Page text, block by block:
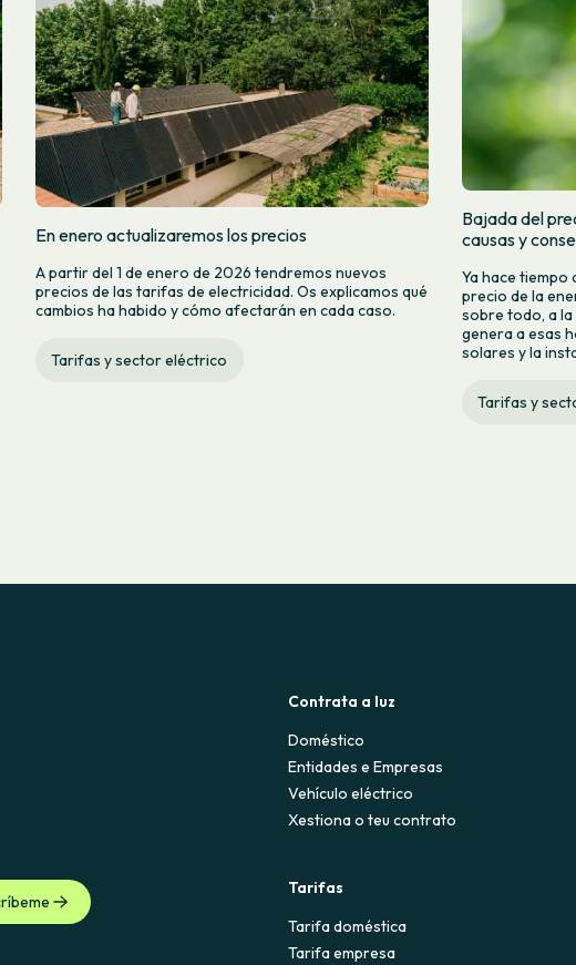
En enero actualizaremos los precios
A partir del 1 de enero de 2026 tendremos nuevos
precios de las tarifas de electricidad. Os explicamos qué
cambios ha habido y cómo afectarán en cada caso.
Tarifas y sector eléctrico
Bajada del
causas y
Ya hace tiempo
precio de la
sobre todo, a la
genera a esas
solares y la
Tarifas y
Contrata a luz
Doméstico
Entidades e Empresas
Vehículo eléctrico
Xestiona o teu contrato
Tarifas
Tarifa doméstica
Tarifa empresa